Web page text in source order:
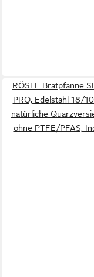
RÖSLE Bratpfanne
PRO, Edelstahl 18/
natürliche
ohne PTFE/PFAS,